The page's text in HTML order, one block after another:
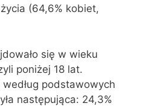
(64,6% kobiet,
się w wieku
poniżej 18 lat.
podstawowych
następująca: 24,3%